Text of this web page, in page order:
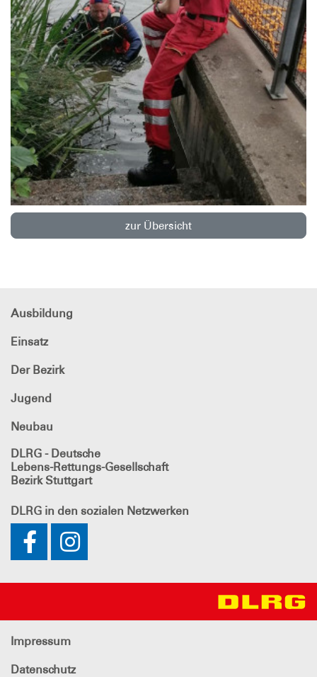
zur Übersicht
Ausbildung
Einsatz
Der Bezirk
Jugend
Neubau
DLRG - Deutsche
Lebens-Rettungs-Gesellschaft
Bezirk Stuttgart
DLRG in den sozialen Netzwerken
Impressum
Datenschutz